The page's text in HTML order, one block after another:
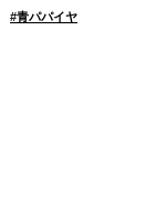
#青パパイヤ